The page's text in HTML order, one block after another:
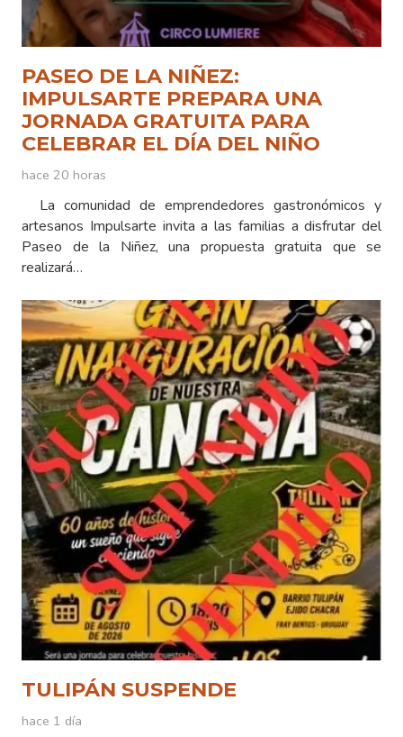
PASEO DE LA NIÑEZ:
IMPULSARTE PREPARA UNA
JORNADA GRATUITA PARA
CELEBRAR EL DÍA DEL NIÑO
hace 20 horas
La comunidad de emprendedores gastronómicos y
artesanos Impulsarte invita a las familias a disfrutar del
Paseo de la Niñez, una propuesta gratuita que se
realizará…
TULIPÁN SUSPENDE
hace 1 día